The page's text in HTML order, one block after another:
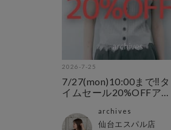
2026-7-25
7/27(mon)10:00まで‼︎タ
イムセール20%OFFア
archives
仙台エスパル店